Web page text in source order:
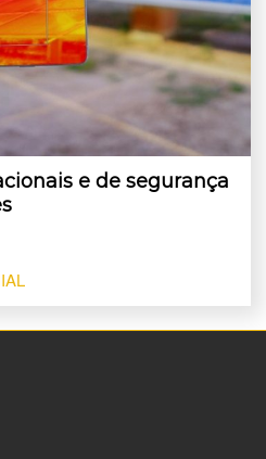
e de segurança